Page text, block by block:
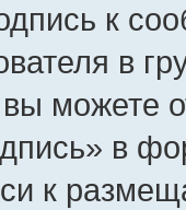
к
в
можете
в
к